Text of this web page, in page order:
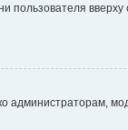
пользователя вверху
администраторам,